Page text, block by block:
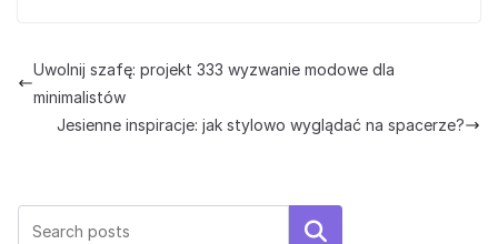
Uwolnij szafę: projekt 333 wyzwanie modowe dla
minimalistów
Jesienne inspiracje: jak stylowo wyglądać na spacerze?
Szukaj